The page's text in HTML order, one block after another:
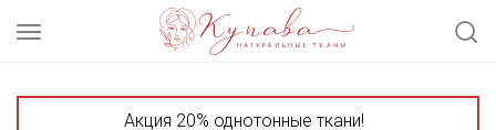
Акция 20% однотонные ткани!